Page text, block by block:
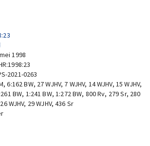
1998
2021-0263
,6:162 BW, 27 WJHV, 7 WJHV, 14 WJHV, 15 WJHV,
BW, 1:241 BW,1:272 BW, 800 Rv, 279 Sr, 280
26 WJHV, 29 WJHV,436 Sr